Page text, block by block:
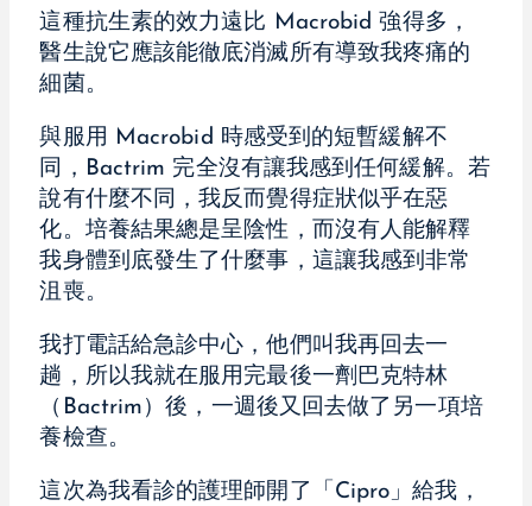
這種抗生素的效力遠比 Macrobid 強得多，
醫生說它應該能徹底消滅所有導致我疼痛的
細菌。
與服用 Macrobid 時感受到的短暫緩解不
同，Bactrim 完全沒有讓我感到任何緩解。若
說有什麼不同，我反而覺得症狀似乎在惡
化。培養結果總是呈陰性，而沒有人能解釋
我身體到底發生了什麼事，這讓我感到非常
沮喪。
我打電話給急診中心，他們叫我再回去一
趟，所以我就在服用完最後一劑巴克特林
（Bactrim）後，一週後又回去做了另一項培
養檢查。
這次為我看診的護理師開了「Cipro」給我，